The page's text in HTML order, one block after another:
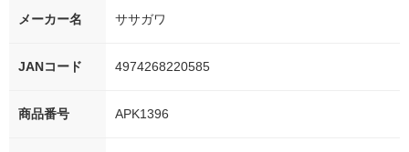
メーカー名 ササガワ
JANコード 4974268220585
商品番号 APK1396